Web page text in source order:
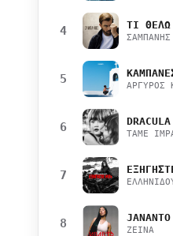
4 ΤΙ
5 ΑΡΓΥΡΟΣ
6 DRACULA
TAME
7
8 JANANTO
ZEINA